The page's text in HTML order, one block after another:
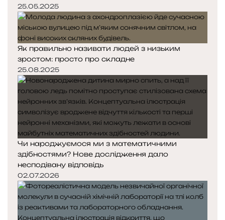
25.05.2025
Як правильно називати людей з низьким
зростом: просто про складне
25.08.2025
Чи народжуємося ми з математичними
здібностями? Нове дослідження дало
несподівану відповідь
02.07.2026